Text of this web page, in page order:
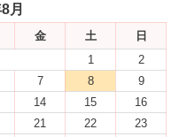
月
金 土
日
1
2
7 8
9
14 15
16
21 22
23